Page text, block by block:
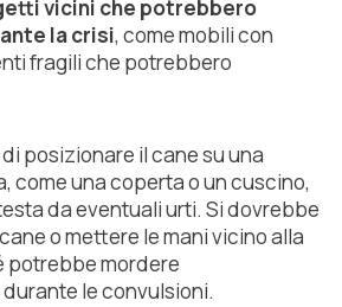
vicini che potrebbero
la crisi, come mobili con
fragili che potrebbero
posizionare il cane su una
come una coperta o un cuscino,
da eventuali urti. Si dovrebbe
o mettere le mani vicino alla
potrebbe mordere
le convulsioni.